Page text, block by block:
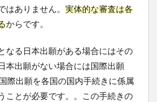
はありません。 実体的な審査は各
からです。
なる日本出願がある場合にはその
本出願がない場合には国際出願
際出願を各国の国内手続きに係属
ことが必要です。。この手続きの